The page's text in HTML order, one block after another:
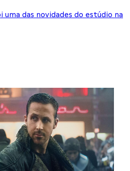
uma das novidades do estúdio na